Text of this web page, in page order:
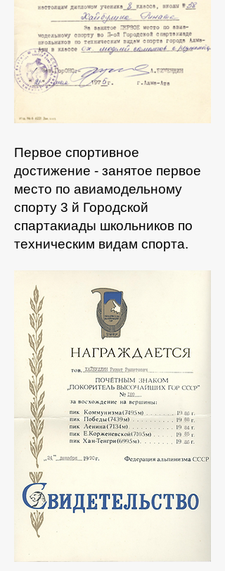
Первое спортивное
достижение - занятое первое
место по авиамодельному
спорту 3 й Городской
спартакиады школьников по
техническим видам спорта.